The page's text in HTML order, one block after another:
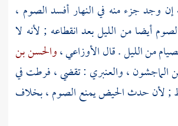
وجد جزء منه في النهار أفسد الصوم ،
أيضا من الليل بعد انقطاعه ; لأنه لا
من الليل . قالالأوزاعي،والحسن بن
الماجشون،والعنبري : تقضي ، فرطت في
; لأن حدث الحيض يمنع الصوم ، بخلاف